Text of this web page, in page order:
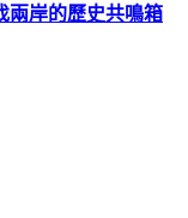
兩岸的歷史共鳴箱